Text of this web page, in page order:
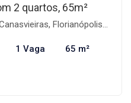
2 quartos, 65m²
Florianópolis-SC
1 Vaga 65 m²